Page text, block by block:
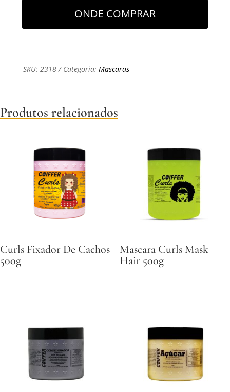
ONDE COMPRAR
SKU: 2318 Categoria: Mascaras
Produtos relacionados
Curls Fixador De Cachos
500g
Mascara Curls Mask
Hair 500g